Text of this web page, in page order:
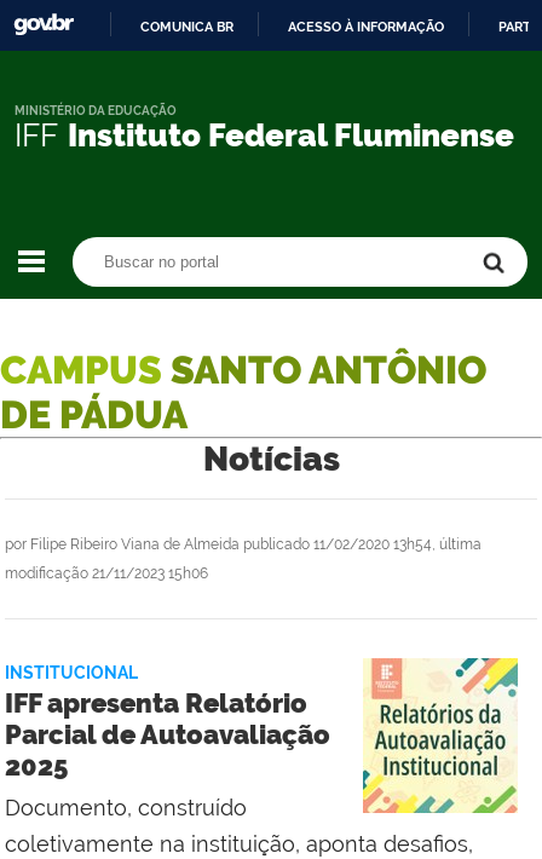
CONTEÚDO
COMUNICA BR ACESSO À INFORMAÇÃO
IFF Instituto Federal Fluminense
MINISTÉRIO DA EDUCAÇÃO
CAMPUS SANTO ANTÔNIO
DE PÁDUA
Notícias
por Filipe Ribeiro Viana de Almeida publicado 11/02/2020 13h54, última
modificação 21/11/2023 15h06
INSTITUCIONAL
IFF apresenta Relatório
Parcial de Autoavaliação
2025
Documento, construído
coletivamente na instituição, aponta desafios,